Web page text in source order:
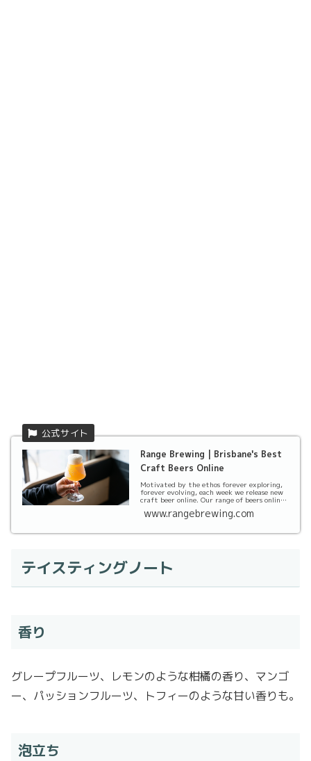
Range Brewing | Brisbane's Best
Craft Beers Online
Motivated by the ethos forever exploring,
forever evolving, each week we release new
craft beer online. Our range of beers online
www.rangebrewing.com
テイスティングノート
香り
グレープフルーツ、レモンのような柑橘の香り、マンゴ
ー、パッションフルーツ、トフィーのような甘い香りも。
泡立ち